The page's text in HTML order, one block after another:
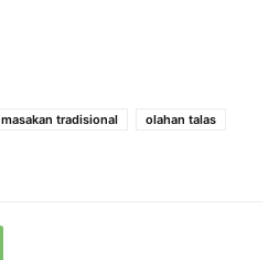
masakan tradisional
olahan talas